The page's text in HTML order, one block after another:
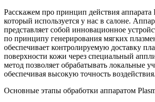
Расскажем про принцип действия аппарата
который используется у нас в салоне.
представляет собой инновационное
по принципу генерирования мягких
обеспечивает контролируемую доставку
поверхности кожи через специальный
метод позволяет обрабатывать локальные
обеспечивая высокую точность воздействия.
Основные этапы обработки аппаратом